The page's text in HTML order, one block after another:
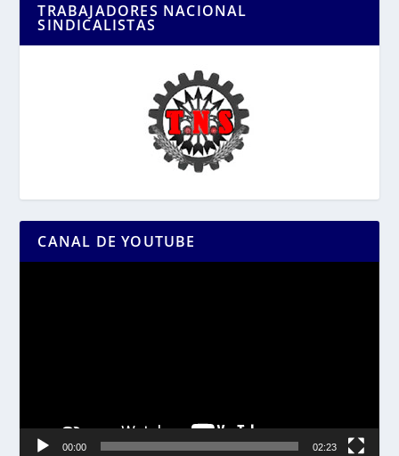
TRABAJADORES NACIONAL
SINDICALISTAS
CANAL DE YOUTUBE
00:00 02:23